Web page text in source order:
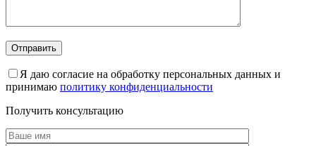
Я даю согласие на обработку персональных данных и
принимаю политику конфиденциальности
Получить консультацию